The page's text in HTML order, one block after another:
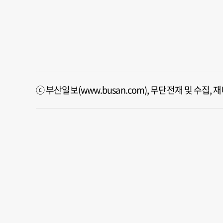
ⓒ 부산일보(www.busan.com), 무단전재 및 수집,